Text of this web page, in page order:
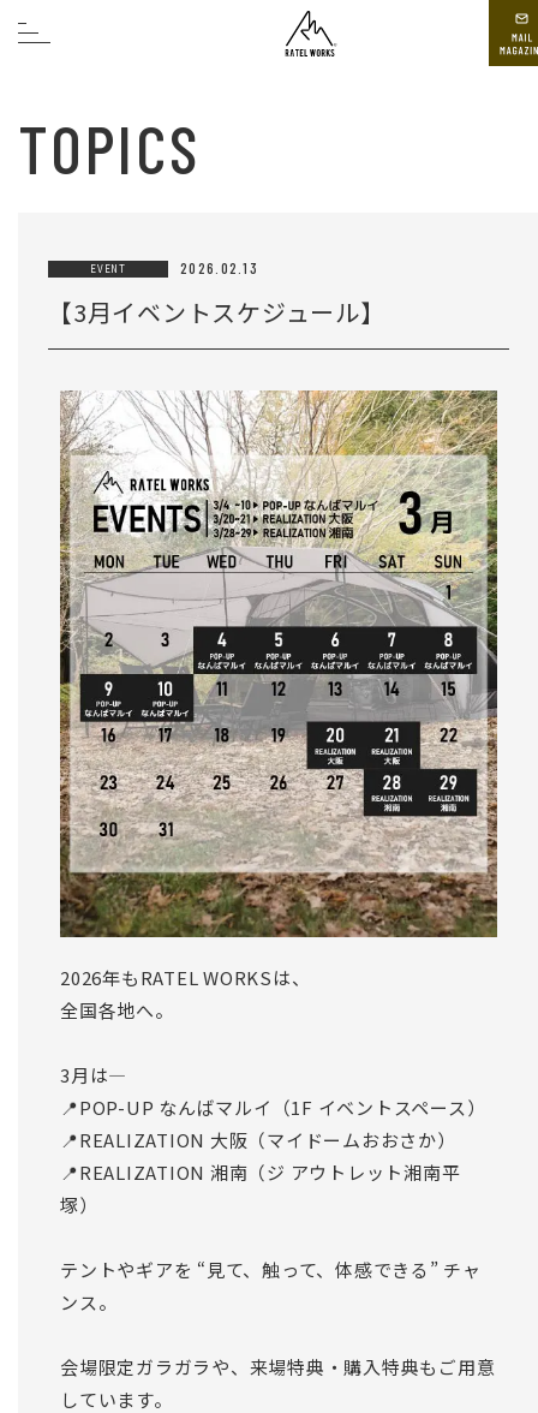
TOPICS
EVENT 2026.02.13
【3月イベントスケジュール】
2026年もRATEL WORKSは、
全国各地へ。
3月は―
📍POP-UP なんばマルイ（1F イベントスペース）
📍REALIZATION 大阪（マイドームおおさか）
📍REALIZATION 湘南（ジ アウトレット湘南平
塚）
テントやギアを “見て、触って、体感できる” チャ
ンス。
会場限定ガラガラや、来場特典・購入特典もご用意
しています。